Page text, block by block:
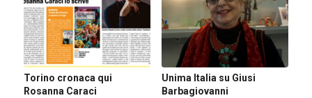
Torino cronaca qui
Rosanna Caraci
Unima Italia su Giusi
Barbagiovanni